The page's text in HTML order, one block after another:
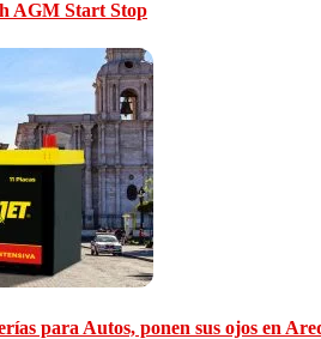
AGM Start Stop
para Autos, ponen sus ojos en